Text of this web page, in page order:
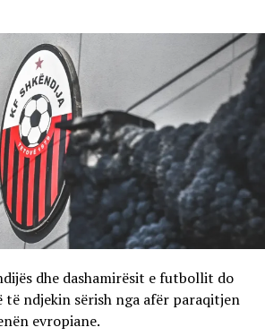
dhe dashamirësit e futbollit do
të ndjekin sërish nga afër paraqitjen
evropiane.